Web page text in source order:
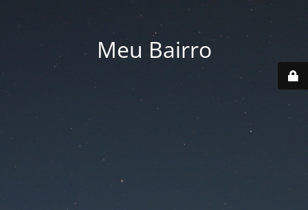
Meu Bairro